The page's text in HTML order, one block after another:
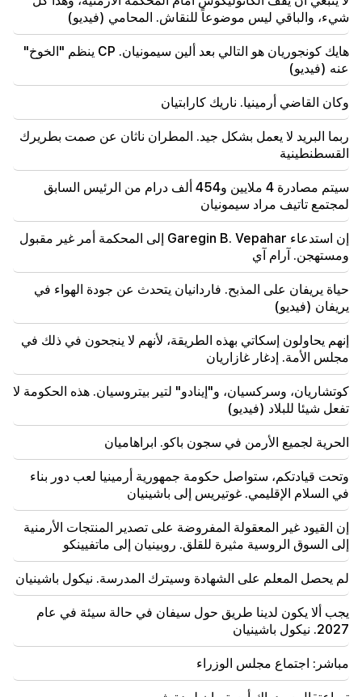
19:50
روسيا أسقطت القطار العسكري بطائرة "إسكندر". القاضي
في قضية فيهابار يتنحى (فيديو)
19:38
وكان القاضي أرمينيا. ناريك كارابتيان
19:17 مهم
ربما البريد لا يعمل بشكل جيد. المطران ناثان عن صمت
بطريرك القسطنطينية
19:01
وفي الولايات المتحدة، تم تغريم فيسبوك وإنستغرام 567
مليون دولار
18:51
تم تعليق التحويل غير القانوني لـ 16 مليون روبل إلى أرمينيا
في مينفودي
18:30
لمجتمع تاتيف مراد سيمونيان
18:19
تفتقر بيلاروسيا إلى نظام إدارة الاتحاد السوفييتي. لوكاشينكو
09:45
يجب حماية الكنيسة الأرمنية في كل مكان، لكن السبيل
لإنهاء كل هذا هو تغيير السلطة. تيغران أبراهاميان
09:28
سيحاولون الفوز بقلب ساسون. "النشر"
09:11
"النشر". أريك هاروتيونيان "المتسول لن يكون له بطن؟"
شيء، والباقي ليس موضوعاً للنقاش. المحامي (فيديو)
هايك كونجوريان هو التالي بعد ألين سيمونيان. CP ينظم "الخوخ"
عنه (فيديو)
وكان القاضي أرمينيا. ناريك كارابتيان
ربما البريد لا يعمل بشكل جيد. المطران ناثان عن صمت بطريرك
القسطنطينية
سيتم مصادرة 4 ملايين و454 ألف درام من الرئيس السابق
لمجتمع تاتيف مراد سيمونيان
إن استدعاء Garegin B. Vepahar إلى المحكمة أمر غير مقبول
ومستهجن. آرام آي
حياة يريفان على المذبح. فاردانيان يتحدث عن جودة الهواء في
يريفان (فيديو)
إنهم يحاولون إسكاتي بهذه الطريقة، لأنهم لا ينجحون في ذلك في
مجلس الأمة. إدغار غازاريان
كوتشاريان، وسركسيان، و"إينادو" لتير بيتروسيان. هذه الحكومة لا
تفعل شيئا للبلاد (فيديو)
الحرية لجميع الأرمن في سجون باكو. ابراهاميان
وتحت قيادتكم، ستواصل حكومة جمهورية أرمينيا لعب دور بناء
في السلام الإقليمي. غوتيريس إلى باشينيان
إن القيود غير المعقولة المفروضة على تصدير المنتجات الأرمنية
إلى السوق الروسية مثيرة للقلق. روبينيان إلى ماتفيينكو
لم يحصل المعلم على الشهادة وسيترك المدرسة. نيكول باشينيان
يجب ألا يكون لدينا طريق حول سيفان في حالة سيئة في عام
2027. نيكول باشينيان
مباشر: اجتماع مجلس الوزراء